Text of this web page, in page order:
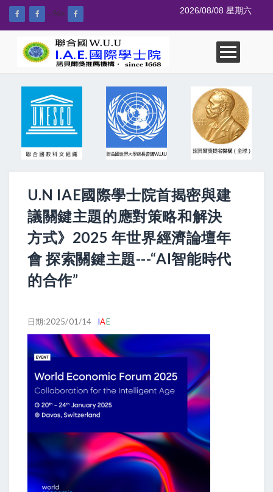
--%> 2026/08/08 星期六
U.N IAE國際學士院首揭密與建
議關鍵主題的應對策略和解決
方式》2025 年世界經濟論壇年
會 探索關鍵主題---“AI智能時代
的合作”
日期:2025/01/14 IAE